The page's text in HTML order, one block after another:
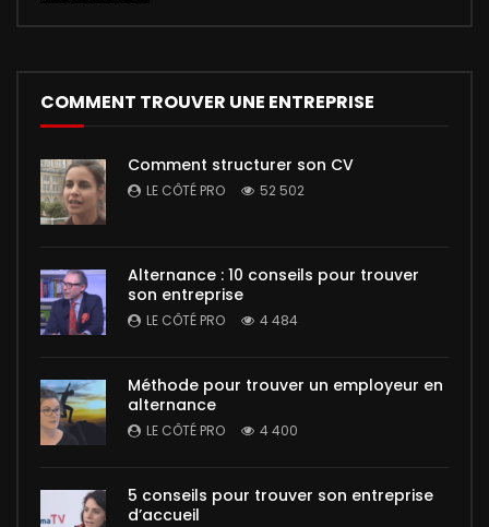
COMMENT TROUVER UNE ENTREPRISE
Comment structurer son CV
LE CÔTÉ PRO 52 502
Alternance : 10 conseils pour trouver
son entreprise
LE CÔTÉ PRO 4 484
Méthode pour trouver un employeur en
alternance
LE CÔTÉ PRO 4 400
5 conseils pour trouver son entreprise
d’accueil